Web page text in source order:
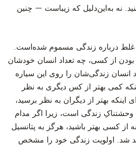
نه به‌این‌دلیل که زیباست — چنین
غلط درباره زندگی مسموم شده‌است.
از کسی، چه تعداد انسان خودشان
انسان زندگی‌شان را روی این سیاره
کمی بهتر از کس دیگری به نظر
اینکه بهتر از دیگران به نظر برسید،
وحشتناکِ زندگی است، زیرا اگر مدام
از کسی بهتر باشید، هرگز به پتانسیل
شد. اولویت زندگی خود را مشخص